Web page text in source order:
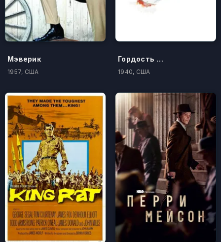
Мэверик
1957, США
Гордость и предубеждение
1940, США